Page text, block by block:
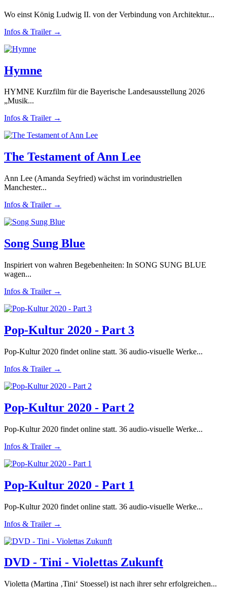
Wo einst König Ludwig II. von der Verbindung von Architektur...
Infos & Trailer →
Hymne
HYMNE Kurzfilm für die Bayerische Landesausstellung 2026
„Musik...
Infos & Trailer →
The Testament of Ann Lee
Ann Lee (Amanda Seyfried) wächst im vorindustriellen
Manchester...
Infos & Trailer →
Song Sung Blue
Inspiriert von wahren Begebenheiten: In SONG SUNG BLUE
wagen...
Infos & Trailer →
Pop-Kultur 2020 - Part 3
Pop-Kultur 2020 findet online statt. 36 audio-visuelle Werke...
Infos & Trailer →
Pop-Kultur 2020 - Part 2
Pop-Kultur 2020 findet online statt. 36 audio-visuelle Werke...
Infos & Trailer →
Pop-Kultur 2020 - Part 1
Pop-Kultur 2020 findet online statt. 36 audio-visuelle Werke...
Infos & Trailer →
DVD - Tini - Violettas Zukunft
Violetta (Martina ‚Tini‘ Stoessel) ist nach ihrer sehr erfolgreichen...